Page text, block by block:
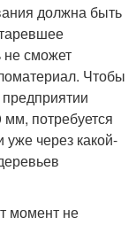
должна быть
не сможет
Чтобы
потребуется
через какой-
момент не